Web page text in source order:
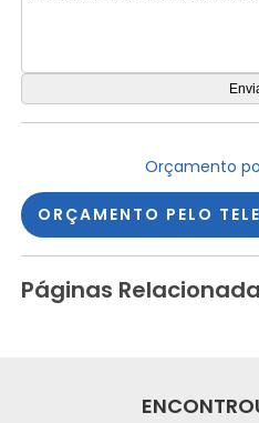
Orçamento
ORÇAMENTO PELO
Páginas